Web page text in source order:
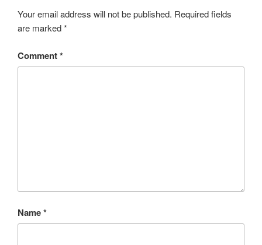
Your email address will not be published. Required fields
are marked*
Comment*
Name*